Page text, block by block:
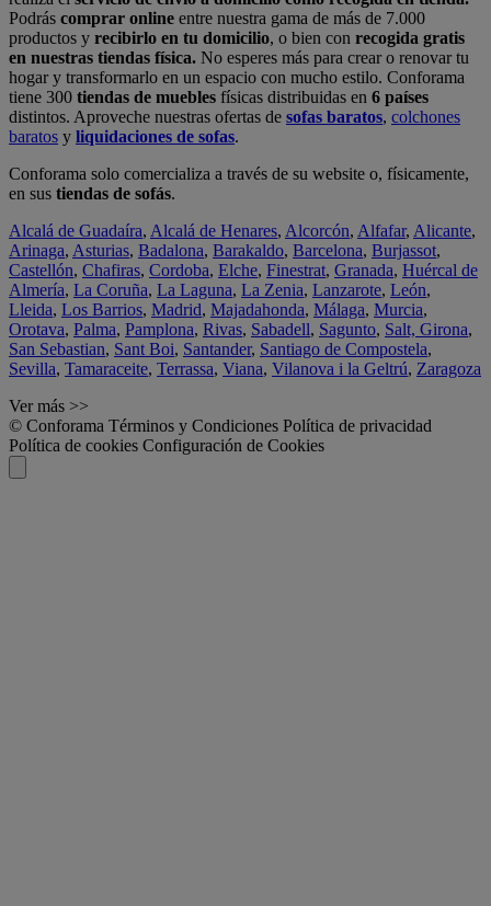
Podrás comprar online entre nuestra gama de más de 7.000
productos y recibirlo en tu domicilio, o bien con recogida gratis
en nuestras tiendas física. No esperes más para crear o renovar tu
hogar y transformarlo en un espacio con mucho estilo. Conforama
tiene 300 tiendas de muebles físicas distribuidas en 6 países
distintos. Aproveche nuestras ofertas de sofas baratos, colchones
baratos y liquidaciones de sofas.
Conforama solo comercializa a través de su website o, físicamente,
en sus tiendas de sofás.
Alcalá de Guadaíra, Alcalá de Henares, Alcorcón, Alfafar, Alicante,
Arinaga, Asturias, Badalona, Barakaldo, Barcelona, Burjassot,
Castellón, Chafiras, Cordoba, Elche, Finestrat, Granada, Huércal de
Almería, La Coruña, La Laguna, La Zenia, Lanzarote, León,
Lleida, Los Barrios, Madrid, Majadahonda, Málaga, Murcia,
Orotava, Palma, Pamplona, Rivas, Sabadell, Sagunto, Salt, Girona,
San Sebastian, Sant Boi, Santander, Santiago de Compostela,
Sevilla, Tamaraceite, Terrassa, Viana, Vilanova i la Geltrú, Zaragoza
Ver más >>
© Conforama Términos y Condiciones Política de privacidad
Política de cookies Configuración de Cookies